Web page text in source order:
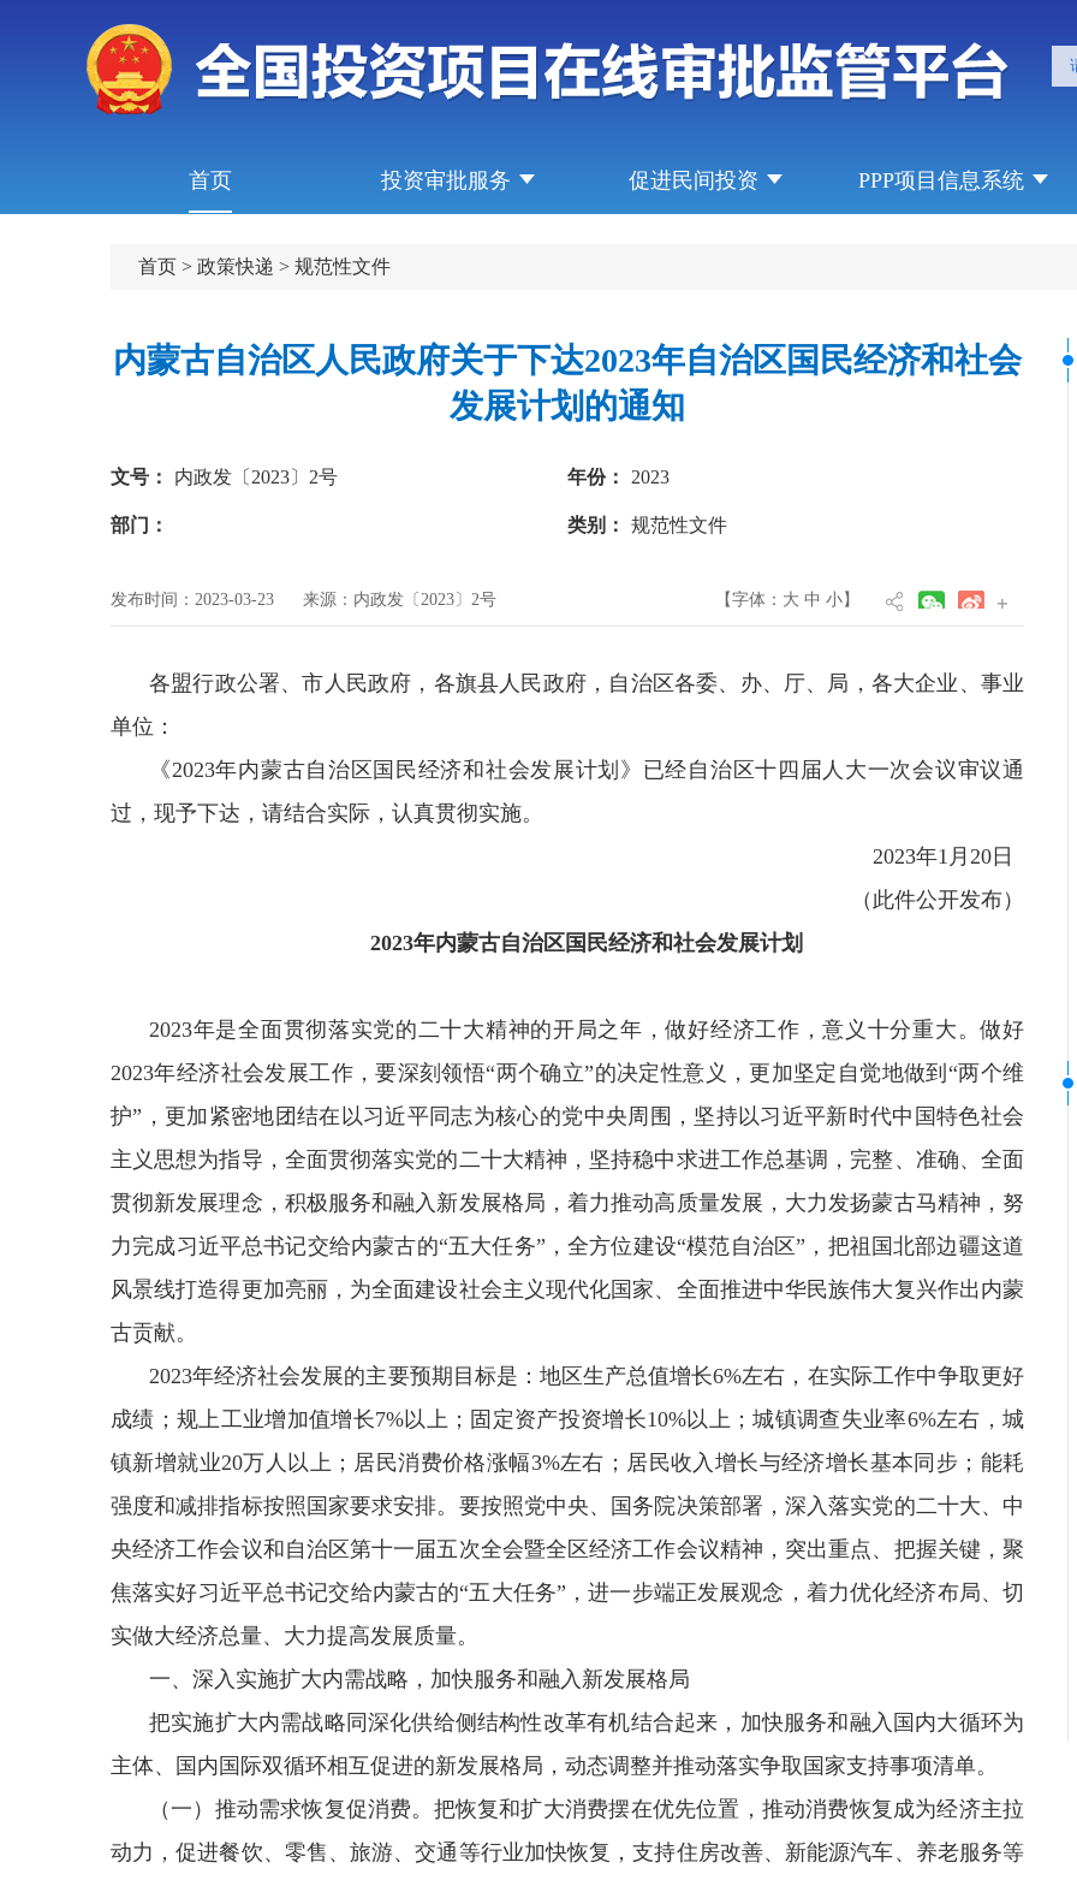
首页 投资审批服务 促进民间投资 PPP项目信息系统
首页 >政策快递 >规范性文件
内蒙古自治区人民政府关于下达2023年自治区国民经济和社会
发展计划的通知
文号： 内政发〔2023〕2号 年份： 2023
部门： 类别： 规范性文件
发布时间：2023-03-23 来源：内政发〔2023〕2号 【字体： 大 中 小】
各盟行政公署、市人民政府，各旗县人民政府，自治区各委、办、厅、局，各大企业、事业
单位：
《2023年内蒙古自治区国民经济和社会发展计划》已经自治区十四届人大一次会议审议通
过，现予下达，请结合实际，认真贯彻实施。
2023年1月20日
（此件公开发布）
2023年内蒙古自治区国民经济和社会发展计划
2023年是全面贯彻落实党的二十大精神的开局之年，做好经济工作，意义十分重大。做好
2023年经济社会发展工作，要深刻领悟“两个确立”的决定性意义，更加坚定自觉地做到“两个维
护”，更加紧密地团结在以习近平同志为核心的党中央周围，坚持以习近平新时代中国特色社会
主义思想为指导，全面贯彻落实党的二十大精神，坚持稳中求进工作总基调，完整、准确、全面
贯彻新发展理念，积极服务和融入新发展格局，着力推动高质量发展，大力发扬蒙古马精神，努
力完成习近平总书记交给内蒙古的“五大任务”，全方位建设“模范自治区”，把祖国北部边疆这道
风景线打造得更加亮丽，为全面建设社会主义现代化国家、全面推进中华民族伟大复兴作出内蒙
古贡献。
2023年经济社会发展的主要预期目标是：地区生产总值增长6%左右，在实际工作中争取更好
成绩；规上工业增加值增长7%以上；固定资产投资增长10%以上；城镇调查失业率6%左右，城
镇新增就业20万人以上；居民消费价格涨幅3%左右；居民收入增长与经济增长基本同步；能耗
强度和减排指标按照国家要求安排。要按照党中央、国务院决策部署，深入落实党的二十大、中
央经济工作会议和自治区第十一届五次全会暨全区经济工作会议精神，突出重点、把握关键，聚
焦落实好习近平总书记交给内蒙古的“五大任务”，进一步端正发展观念，着力优化经济布局、切
实做大经济总量、大力提高发展质量。
一、深入实施扩大内需战略，加快服务和融入新发展格局
把实施扩大内需战略同深化供给侧结构性改革有机结合起来，加快服务和融入国内大循环为
主体、国内国际双循环相互促进的新发展格局，动态调整并推动落实争取国家支持事项清单。
（一）推动需求恢复促消费。把恢复和扩大消费摆在优先位置，推动消费恢复成为经济主拉
动力，促进餐饮、零售、旅游、交通等行业加快恢复，支持住房改善、新能源汽车、养老服务等